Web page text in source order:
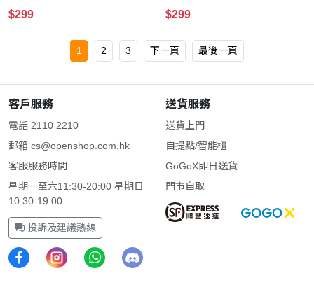
粉)
$299
白)
$299
1 2 3 下一頁 最後一頁
客戶服務
電話 2110 2210
郵箱 cs@openshop.com.hk
客服服務時間:
星期一至六11:30-20:00 星期日
10:30-19:00
投訴及建議熱線
送貨服務
送貨上門
自提點/智能櫃
GoGoX即日送貨
門市自取